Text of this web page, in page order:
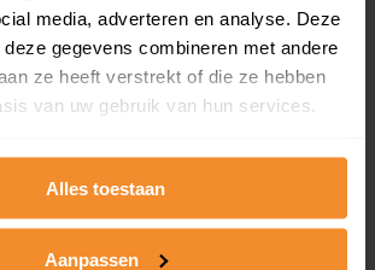
media, adverteren en analyse. Deze
gegevens combineren met andere
ze heeft verstrekt of die ze hebben
van uw gebruik van hun services.
Alles toestaan
Aanpassen
23%
kinderen)
40%
kinderen)